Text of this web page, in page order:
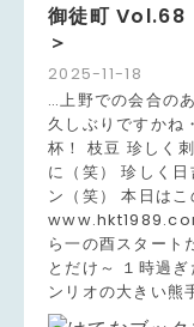
2025-11-18
御徒町 Vol.68
＞
…上野での会合の
久しぶりですかね
杯！ 枝豆 珍しく
に（笑） 珍しく
ン（笑） 本日は
ら一の酉スタート
とだけ～ １時過
ンリオの大きい熊